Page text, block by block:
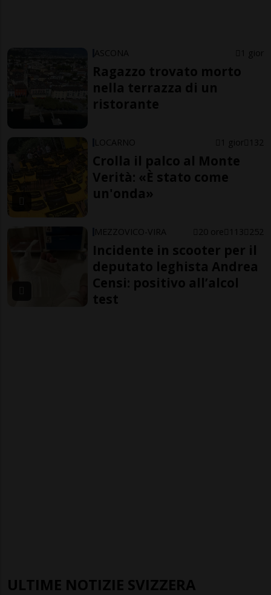
ASCONA 1 gior
Ragazzo trovato morto
nella terrazza di un
ristorante
LOCARNO 1 gior 132
Crolla il palco al Monte
Verità: «È stato come
un'onda»
MEZZOVICO-VIRA 20 ore 113 252
Incidente in scooter per il
deputato leghista Andrea
Censi: positivo all’alcol
test
ULTIME NOTIZIE SVIZZERA